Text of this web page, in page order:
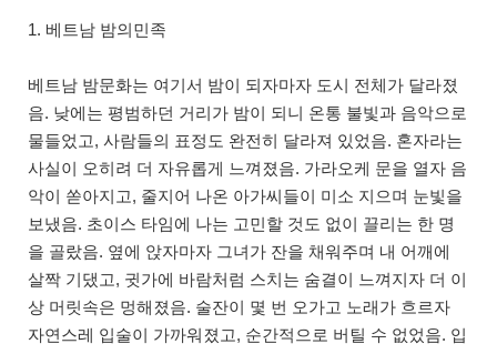
1. 베트남 밤의민족
베트남 밤문화는 여기서 밤이 되자마자 도시 전체가 달라졌
음. 낮에는 평범하던 거리가 밤이 되니 온통 불빛과 음악으로
물들었고, 사람들의 표정도 완전히 달라져 있었음. 혼자라는
사실이 오히려 더 자유롭게 느껴졌음. 가라오케 문을 열자 음
악이 쏟아지고, 줄지어 나온 아가씨들이 미소 지으며 눈빛을
보냈음. 초이스 타임에 나는 고민할 것도 없이 끌리는 한 명
을 골랐음. 옆에 앉자마자 그녀가 잔을 채워주며 내 어깨에
살짝 기댔고, 귓가에 바람처럼 스치는 숨결이 느껴지자 더 이
상 머릿속은 멍해졌음. 술잔이 몇 번 오가고 노래가 흐르자
자연스레 입술이 가까워졌고, 순간적으로 버틸 수 없었음. 입